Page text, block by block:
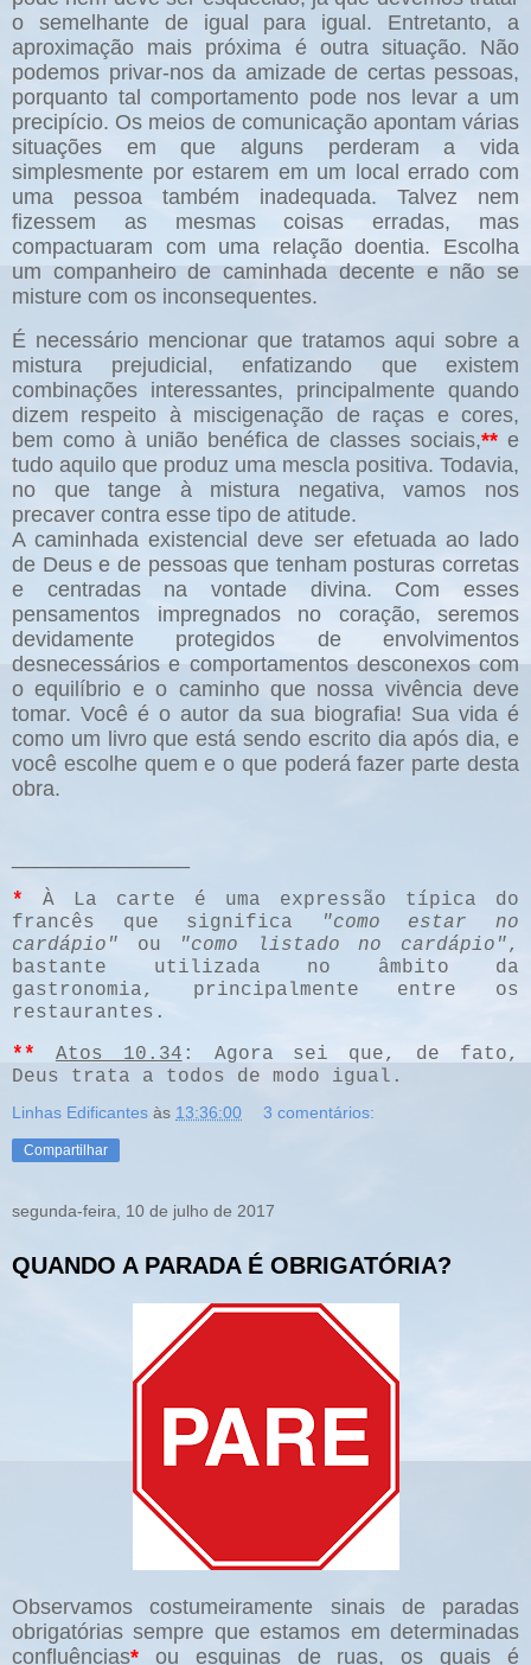
o semelhante de igual para igual. Entretanto, a
aproximação mais próxima é outra situação. Não
podemos privar-nos da amizade de certas pessoas,
porquanto tal comportamento pode nos levar a um
precipício. Os meios de comunicação apontam várias
situações em que alguns perderam a vida
simplesmente por estarem em um local errado com
uma pessoa também inadequada. Talvez nem
fizessem as mesmas coisas erradas, mas
compactuaram com uma relação doentia. Escolha
um companheiro de caminhada decente e não se
misture com os inconsequentes.
É necessário mencionar que tratamos aqui sobre a
mistura prejudicial, enfatizando que existem
combinações interessantes, principalmente quando
dizem respeito à miscigenação de raças e cores,
bem como à união benéfica de classes sociais,** e
tudo aquilo que produz uma mescla positiva. Todavia,
no que tange à mistura negativa, vamos nos
precaver contra esse tipo de atitude.
A caminhada existencial deve ser efetuada ao lado
de Deus e de pessoas que tenham posturas corretas
e centradas na vontade divina. Com esses
pensamentos impregnados no coração, seremos
devidamente protegidos de envolvimentos
desnecessários e comportamentos desconexos com
o equilíbrio e o caminho que nossa vivência deve
tomar. Você é o autor da sua biografia! Sua vida é
como um livro que está sendo escrito dia após dia, e
você escolhe quem e o que poderá fazer parte desta
obra.
*
À La carte é uma expressão típica do
francês que significa
"como estar no
cardápio" ou "como listado no cardápio",
bastante utilizada no âmbito da
gastronomia, principalmente entre os
restaurantes.
**
Atos 10.34 : Agora sei que, de fato,
Deus trata a todos de modo igual.
Linhas Edificantes às 13:36:00 3 comentários:
Compartilhar
segunda-feira, 10 de julho de 2017
QUANDO A PARADA É OBRIGATÓRIA?
Observamos costumeiramente sinais de paradas
obrigatórias sempre que estamos em determinadas
confluências* ou esquinas de ruas, os quais é